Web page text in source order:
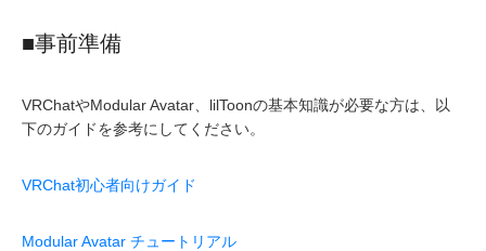
■事前準備
VRChatやModular Avatar、lilToonの基本知識が必要な方は、以
下のガイドを参考にしてください。
VRChat初心者向けガイド
Modular Avatar チュートリアル